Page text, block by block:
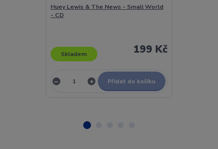
Huey Lewis & The News - Small World
- CD
199 Kč
Skladem
Přidat do košíku